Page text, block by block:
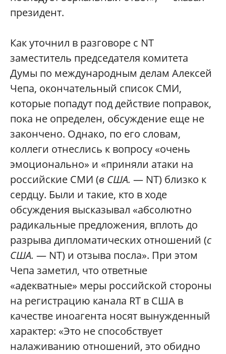
президент.
Как уточнил в разговоре с NT
заместитель председателя комитета
Думы по международным делам Алексей
Чепа, окончательный список СМИ,
которые попадут под действие поправок,
пока не определен, обсуждение еще не
закончено. Однако, по его словам,
коллеги отнеслись к вопросу «очень
эмоционально» и «приняли атаки на
российские СМИ (в США. — NT) близко к
сердцу. Были и такие, кто в ходе
обсуждения высказывал «абсолютно
радикальные предложения, вплоть до
разрыва дипломатических отношений (с
США. — NT) и отзыва посла». При этом
Чепа заметил, что ответные
«адекватные» меры российской стороны
на регистрацию канала RT в США в
качестве иноагента носят вынужденный
характер: «Это не способствует
налаживанию отношений, это обидно